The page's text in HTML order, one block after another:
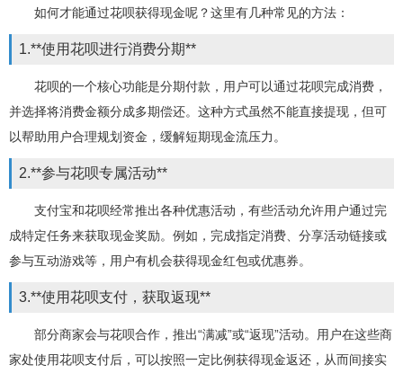
如何才能通过花呗获得现金呢？这里有几种常见的方法：
1.**使用花呗进行消费分期**
花呗的一个核心功能是分期付款，用户可以通过花呗完成消费，
并选择将消费金额分成多期偿还。这种方式虽然不能直接提现，但可
以帮助用户合理规划资金，缓解短期现金流压力。
2.**参与花呗专属活动**
支付宝和花呗经常推出各种优惠活动，有些活动允许用户通过完
成特定任务来获取现金奖励。例如，完成指定消费、分享活动链接或
参与互动游戏等，用户有机会获得现金红包或优惠券。
3.**使用花呗支付，获取返现**
部分商家会与花呗合作，推出“满减”或“返现”活动。用户在这些商
家处使用花呗支付后，可以按照一定比例获得现金返还，从而间接实